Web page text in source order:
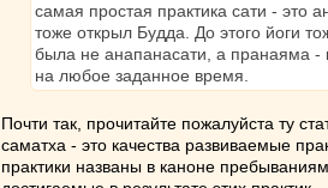
самая простая практика сати - это
тоже открыл Будда. До этого йоги
была не анапанасати, а пранаяма -
на любое заданное время.
Почти так, прочитайте пожалуйста ту
саматха - это качества развиваемые
практики названы в каноне